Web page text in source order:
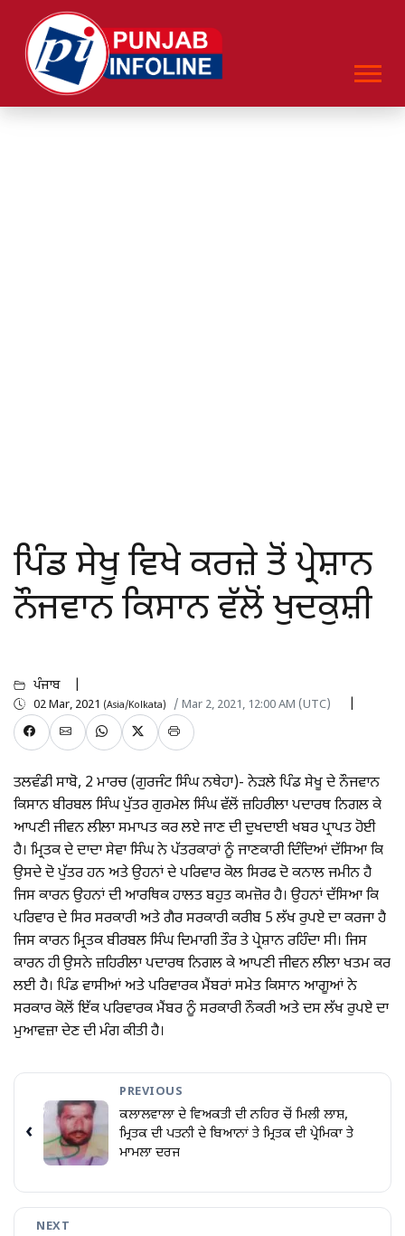
ਪਿੰਡ ਸੇਖੂ ਵਿਖੇ ਕਰਜ਼ੇ ਤੋਂ ਪ੍ਰੇਸ਼ਾਨ
ਨੌਜਵਾਨ ਕਿਸਾਨ ਵੱਲੋਂ ਖੁਦਕੁਸ਼ੀ
ਪੰਜਾਬ
02 Mar, 2021 (Asia/Kolkata) / Mar 2, 2021, 12:00 AM (UTC)
ਤਲਵੰਡੀ ਸਾਬੋ, 2 ਮਾਰਚ (ਗੁਰਜੰਟ ਸਿੰਘ ਨਥੇਹਾ)- ਨੇੜਲੇ ਪਿੰਡ ਸੇਖੂ ਦੇ ਨੌਜਵਾਨ
ਕਿਸਾਨ ਬੀਰਬਲ ਸਿੰਘ ਪੁੱਤਰ ਗੁਰਮੇਲ ਸਿੰਘ ਵੱਲੋਂ ਜ਼ਹਿਰੀਲਾ ਪਦਾਰਥ ਨਿਗਲ ਕੇ
ਆਪਣੀ ਜੀਵਨ ਲੀਲਾ ਸਮਾਪਤ ਕਰ ਲਏ ਜਾਣ ਦੀ ਦੁੁਖਦਾਈ ਖਬਰ ਪ੍ਰਾਪਤ ਹੋਈ
ਹੈ। ਮ੍ਰਿਤਕ ਦੇ ਦਾਦਾ ਸੇਵਾ ਸਿੰਘ ਨੇ ਪੱਤਰਕਾਰਾਂ ਨੂੰ ਜਾਣਕਾਰੀ ਦਿੰਦਿਆਂ ਦੱਸਿਆ ਕਿ
ਉਸਦੇ ਦੋ ਪੁੱਤਰ ਹਨ ਅਤੇ ਉਹਨਾਂ ਦੇ ਪਰਿਵਾਰ ਕੋਲ ਸਿਰਫ ਦੋ ਕਨਾਲ ਜਮੀਨ ਹੈ
ਜਿਸ ਕਾਰਨ ਉਹਨਾਂ ਦੀ ਆਰਥਿਕ ਹਾਲਤ ਬਹੁਤ ਕਮਜ਼ੋਰ ਹੈ। ਉਹਨਾਂ ਦੱਸਿਆ ਕਿ
ਪਰਿਵਾਰ ਦੇ ਸਿਰ ਸਰਕਾਰੀ ਅਤੇ ਗੈਰ ਸਰਕਾਰੀ ਕਰੀਬ 5 ਲੱਖ ਰੁਪਏ ਦਾ ਕਰਜਾ ਹੈ
ਜਿਸ ਕਾਰਨ ਮ੍ਰਿਤਕ ਬੀਰਬਲ ਸਿੰਘ ਦਿਮਾਗੀ ਤੌਰ ਤੇ ਪ੍ਰੇਸ਼ਾਨ ਰਹਿੰਦਾ ਸੀ। ਜਿਸ
ਕਾਰਨ ਹੀ ਉਸਨੇ ਜ਼ਹਿਰੀਲਾ ਪਦਾਰਥ ਨਿਗਲ ਕੇ ਆਪਣੀ ਜੀਵਨ ਲੀਲਾ ਖਤਮ ਕਰ
ਲਈ ਹੈ। ਪਿੰਡ ਵਾਸੀਆਂ ਅਤੇ ਪਰਿਵਾਰਕ ਮੈਂਬਰਾਂ ਸਮੇਤ ਕਿਸਾਨ ਆਗੂਆਂ ਨੇ
ਸਰਕਾਰ ਕੋਲੋਂ ਇੱਕ ਪਰਿਵਾਰਕ ਮੈਂਬਰ ਨੂੰ ਸਰਕਾਰੀ ਨੌਕਰੀ ਅਤੇ ਦਸ ਲੱਖ ਰੁਪਏ ਦਾ
ਮੁਆਵਜ਼ਾ ਦੇਣ ਦੀ ਮੰਗ ਕੀਤੀ ਹੈ।
‹
PREVIOUS
ਕਲਾਲਵਾਲਾ ਦੇ ਵਿਅਕਤੀ ਦੀ ਨਹਿਰ ਚੋਂ ਮਿਲੀ ਲਾਸ਼,
ਮ੍ਰਿਤਕ ਦੀ ਪਤਨੀ ਦੇ ਬਿਆਨਾਂ ਤੇ ਮ੍ਰਿਤਕ ਦੀ ਪ੍ਰੇਮਿਕਾ ਤੇ
ਮਾਮਲਾ ਦਰਜ
NEXT